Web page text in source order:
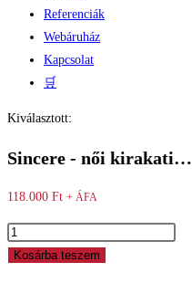
Referenciák
Webáruház
Kapcsolat
🛒
Kiválasztott:
Sincere - női kirakati…
118.000 Ft + ÁFA
Sincere
Kosárba teszem